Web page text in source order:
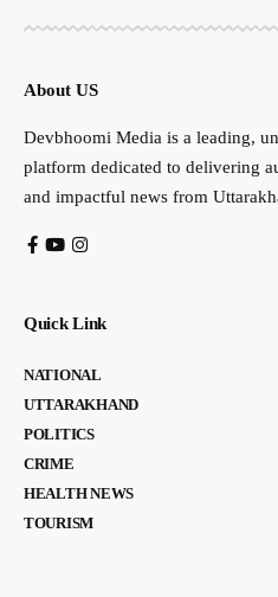
About US
Devbhoomi Media is a leading,
platform dedicated to delivering
and impactful news from
Quick Link
NATIONAL
UTTARAKHAND
POLITICS
CRIME
HEALTH NEWS
TOURISM